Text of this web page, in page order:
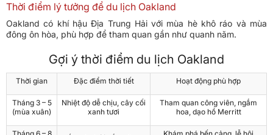
Thời điểm lý tưởng để du lịch Oakland
Oakland có khí hậu Địa Trung Hải với mùa hè khô ráo và mùa
đông ôn hòa, phù hợp để tham quan gần như quanh năm.
Gợi ý thời điểm du lịch Oakland
Thời gian Đặc điểm thời tiết Hoạt động phù hợp
Tháng 3 – 5
(mùa xuân)
Nhiệt độ dễ chịu, cây cối
xanh tươi
Tham quan công viên, ngắm
hoa, dạo hồ Merritt